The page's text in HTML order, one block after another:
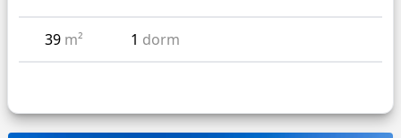
39 m² 1 dorm